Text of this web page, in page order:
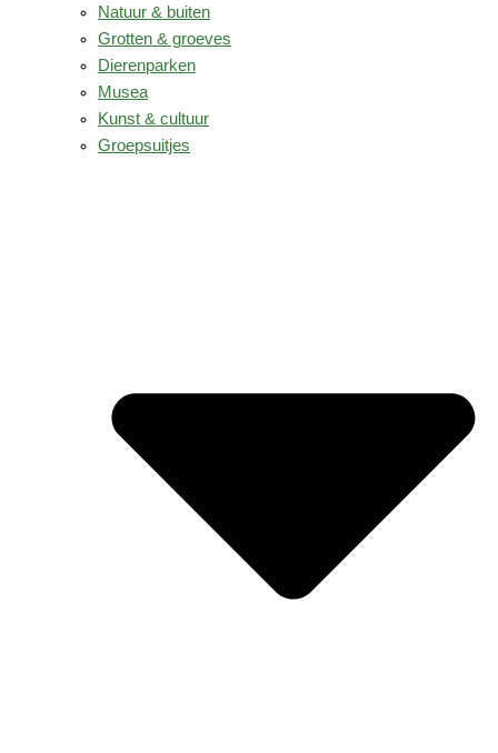
Natuur & buiten
Grotten & groeves
Dierenparken
Musea
Kunst & cultuur
Groepsuitjes